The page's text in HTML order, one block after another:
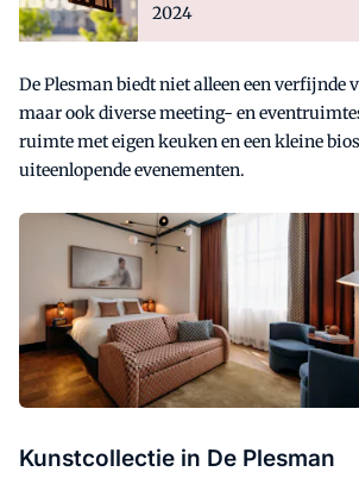
2024
De Plesman biedt niet alleen een verfijnde
maar ook diverse meeting- en
ruimte met eigen keuken en een kleine
uiteenlopende evenementen.
Kunstcollectie in De Plesman